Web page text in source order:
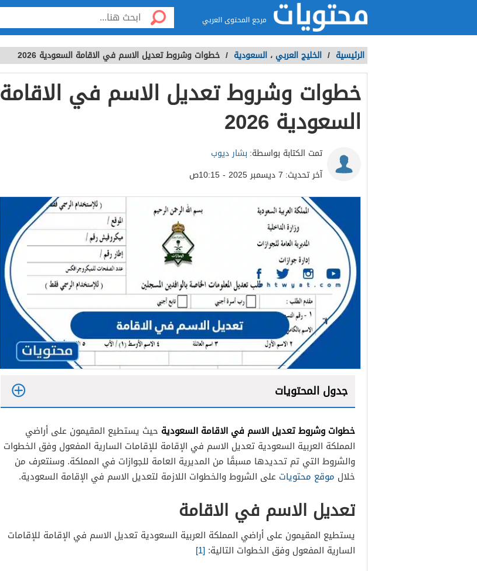
مرجع المحتوى العربي
الرئيسية / الخليج العربي ، السعودية / خطوات وشروط تعديل الاسم في الاقامة السعودية 2026
خطوات وشروط تعديل الاسم في الاقامة
السعودية 2026
تمت الكتابة بواسطة: بشار ديوب
آخر تحديث: 7 ديسمبر 2025 - 10:15ص
جدول المحتويات
خطوات وشروط تعديل الاسم في الاقامة السعودية حيث يستطيع المقيمون على أراضي
المملكة العربية السعودية تعديل الاسم في الإقامة للإقامات السارية المفعول وفق الخطوات
والشروط التي تم تحديدها مسبقًا من المديرية العامة للجوازات في المملكة. وسنتعرف من
خلال موقع محتويات على الشروط والخطوات اللازمة لتعديل الاسم في الإقامة السعودية.
تعديل الاسم في الاقامة
يستطيع المقيمون على أراضي المملكة العربية السعودية تعديل الاسم في الإقامة للإقامات
السارية المفعول وفق الخطوات التالية: [1]